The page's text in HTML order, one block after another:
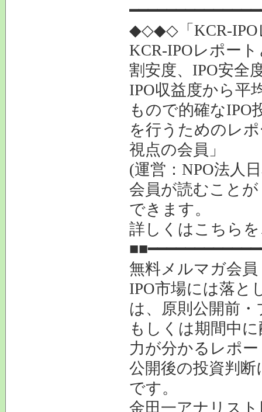
◆◇◆◇「KCR-IPO
KCR-IPOレポー
割安度、IPO安全
IPO収益度から平
もので的確なIPO
を行うためのレ
視点の会員」
(運営：NPO法人
会員が読むことが
できます。
詳しくはこち
無料メルマガ会
IPO市場には落と
は、原則公開前
もしくは期間中
力が分かるレポ
公開後の投資判
です。
金田一アナリス